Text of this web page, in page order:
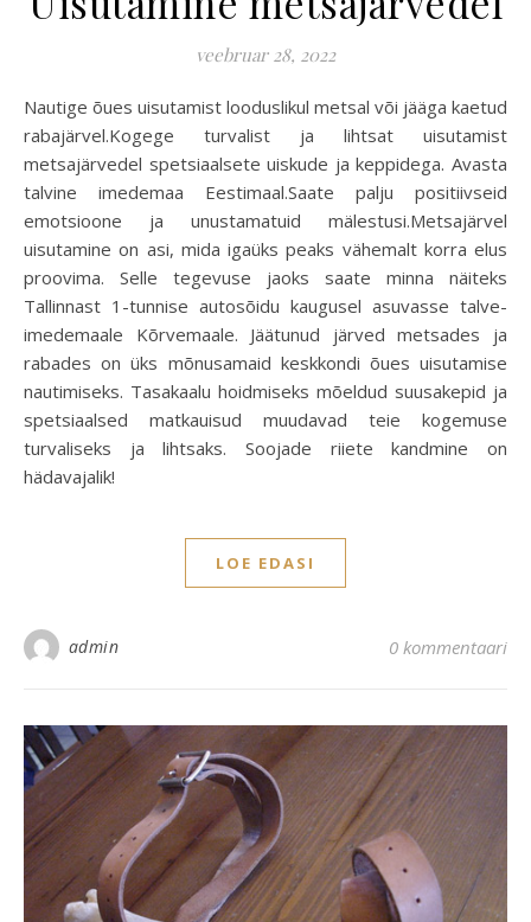
veebruar 28, 2022
Nautige õues uisutamist looduslikul metsal või jääga kaetud
rabajärvel.Kogege turvalist ja lihtsat uisutamist
metsajärvedel spetsiaalsete uiskude ja keppidega. Avasta
talvine imedemaa Eestimaal.Saate palju positiivseid
emotsioone ja unustamatuid mälestusi.Metsajärvel
uisutamine on asi, mida igaüks peaks vähemalt korra elus
proovima. Selle tegevuse jaoks saate minna näiteks
Tallinnast 1-tunnise autosõidu kaugusel asuvasse talve-
imedemaale Kõrvemaale. Jäätunud järved metsades ja
rabades on üks mõnusamaid keskkondi õues uisutamise
nautimiseks. Tasakaalu hoidmiseks mõeldud suusakepid ja
spetsiaalsed matkauisud muudavad teie kogemuse
turvaliseks ja lihtsaks. Soojade riiete kandmine on
hädavajalik!
LOE EDASI
admin 0 kommentaari